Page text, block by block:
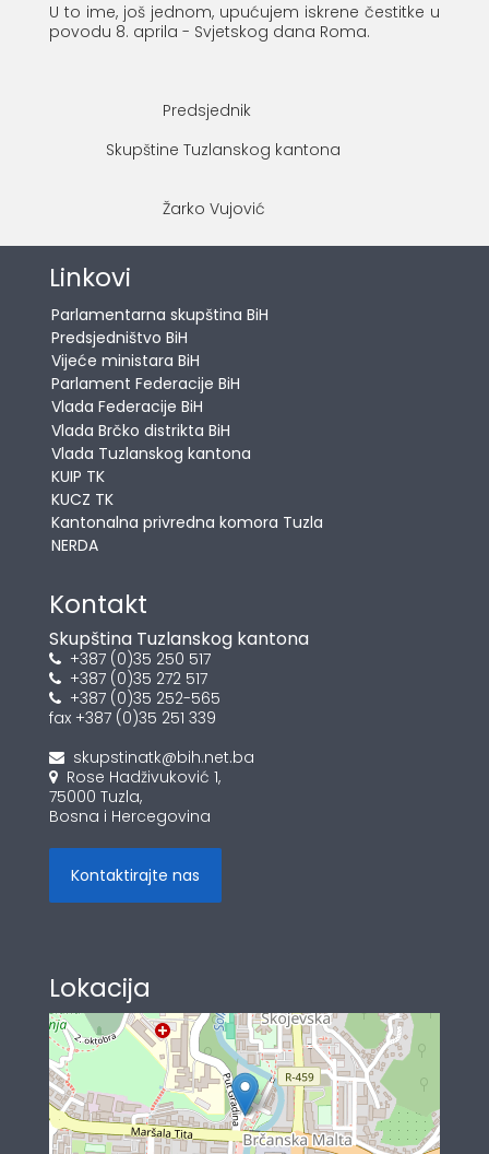
U to ime, još jednom, upućujem iskrene čestitke u
povodu 8. aprila - Svjetskog dana Roma.
Predsjednik
Skupštine Tuzlanskog kantona
Žarko Vujović
Linkovi
Parlamentarna skupština BiH
Predsjedništvo BiH
Vijeće ministara BiH
Parlament Federacije BiH
Vlada Federacije BiH
Vlada Brčko distrikta BiH
Vlada Tuzlanskog kantona
KUIP TK
KUCZ TK
Kantonalna privredna komora Tuzla
NERDA
Kontakt
Skupština Tuzlanskog kantona
+387 (0)35 250 517
+387 (0)35 272 517
+387 (0)35 252-565
fax +387 (0)35 251 339
skupstinatk@bih.net.ba
Rose Hadživuković 1,
75000 Tuzla,
Bosna i Hercegovina
Kontaktirajte nas
Lokacija